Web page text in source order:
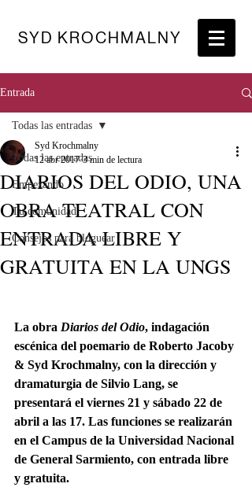
SYD KROCHMALNY
Entrada
Todas las entradas
Empezando
Tu comunidad
Consejos para bloguear
Todas las entradas
DIARIOS DEL ODIO, UNA
OBRA TEATRAL CON
ENTRADA LIBRE Y
GRATUITA EN LA UNGS
Syd Krochmalny
12 abr 2017 3 min de lectura
La obra Diarios del Odio, indagación
escénica del poemario de Roberto Jacoby
& Syd Krochmalny, con la dirección y
dramaturgia de Silvio Lang, se
presentará el viernes 21 y sábado 22 de
abril a las 17. Las funciones se realizarán
en el Campus de la Universidad Nacional
de General Sarmiento, con entrada libre
y gratuita.